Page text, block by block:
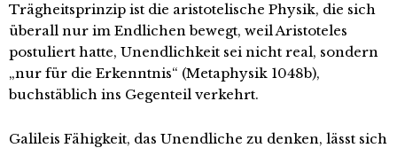
Trägheitsprinzip ist die aristotelische Physik, die sich
überall nur im Endlichen bewegt, weil Aristoteles
postuliert hatte, Unendlichkeit sei nicht real, sondern
„nur für die Erkenntnis“ (Metaphysik 1048b),
buchstäblich ins Gegenteil verkehrt.
Galileis Fähigkeit, das Unendliche zu denken, lässt sich